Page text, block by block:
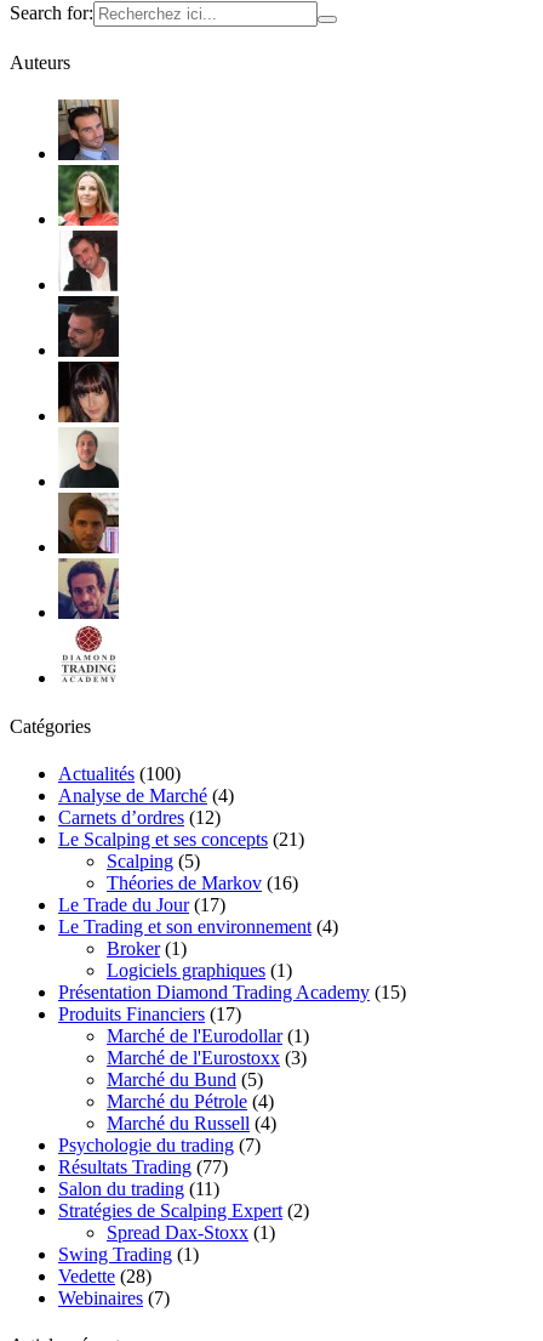
Search for:
Auteurs
Catégories
Actualités (100)
Analyse de Marché (4)
Carnets d’ordres (12)
Le Scalping et ses concepts (21)
Scalping (5)
Théories de Markov (16)
Le Trade du Jour(17)
Le Trading et son environnement (4)
Broker(1)
Logiciels graphiques (1)
Présentation Diamond Trading Academy (15)
Produits Financiers (17)
Marché de l'Eurodollar(1)
Marché de l'Eurostoxx (3)
Marché du Bund (5)
Marché du Pétrole (4)
Marché du Russell (4)
Psychologie du trading (7)
Résultats Trading (77)
Salon du trading (11)
Stratégies de Scalping Expert (2)
Spread Dax-Stoxx (1)
Swing Trading (1)
Vedette (28)
Webinaires (7)